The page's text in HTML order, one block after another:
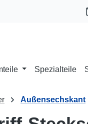
Spezialteile
Außensechskant